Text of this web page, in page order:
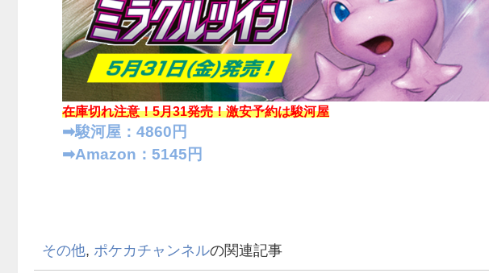
在庫切れ注意！5月31発売！激安予約は駿河屋
➡︎駿河屋：4860円
➡︎Amazon：5145円
その他, ポケカチャンネルの関連記事